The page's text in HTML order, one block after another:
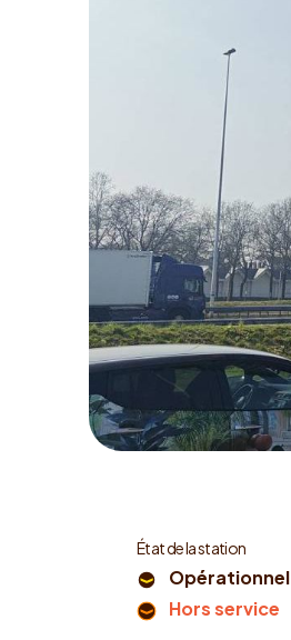
État de la station
Opérationnel
Hors service